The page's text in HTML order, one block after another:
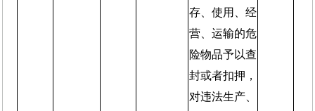
存、使用、经
营、运输的危
险物品予以查
封或者扣押，
对违法生产、